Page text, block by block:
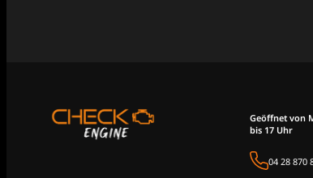
Geöffnet von
bis 17 Uhr
04 28 870